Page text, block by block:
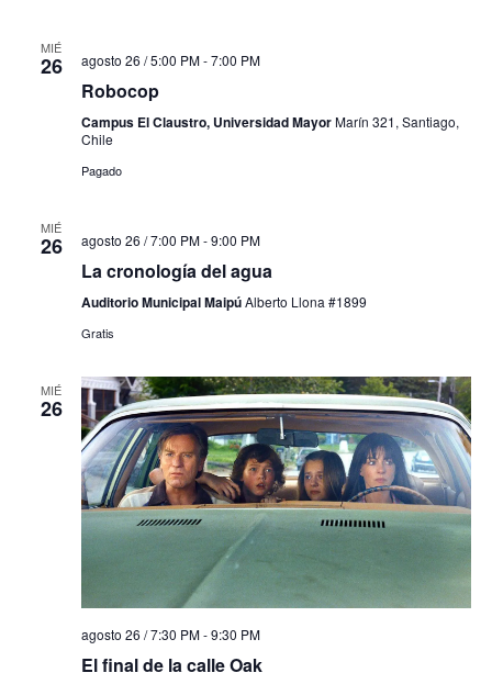
MIÉ
26 agosto 26 / 5:00 PM-7:00 PM
Robocop
Campus El Claustro, Universidad MayorMarín 321, Santiago,
Chile
Pagado
MIÉ
26 agosto 26 / 7:00 PM-9:00 PM
La cronología del agua
Auditorio Municipal MaipúAlberto Llona #1899
Gratis
MIÉ
26
agosto 26 / 7:30 PM-9:30 PM
El final de la calle Oak